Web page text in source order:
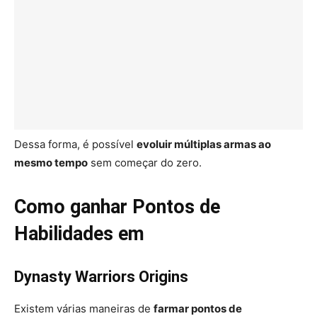
Dessa forma, é possível evoluir múltiplas armas ao
mesmo tempo sem começar do zero.
Como ganhar Pontos de
Habilidades em
Dynasty Warriors Origins
Existem várias maneiras de farmar pontos de